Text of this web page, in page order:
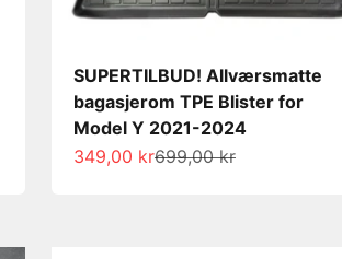
SUPERTILBUD! Allværsmatte
bagasjerom TPE Blister for
Model Y 2021-2024
Salgspris
349,00 krNormalpris
699,00 kr